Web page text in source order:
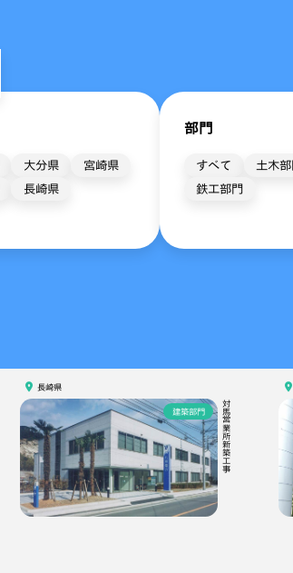
大分県
宮崎県
長崎県
部門
すべて 土木部
鉄工部門
長崎県
対馬営業所新築工事
建築部門